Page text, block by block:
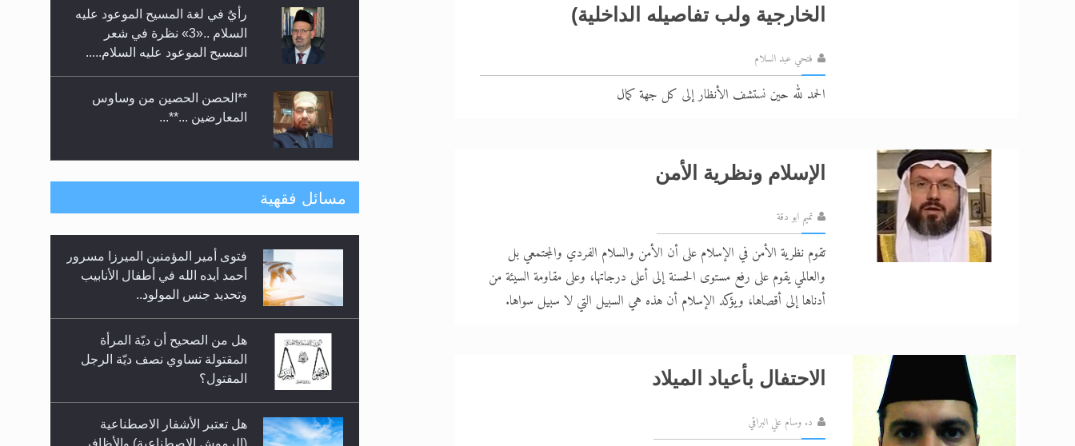
الخارجية ولب تفاصيله الداخلية)
فتحي عبد السلام
الحمد لله حين نستشف الأنظار إلى كل جهة كمال
الإسلام ونظرية الأمن
تميم ابو دقة
تقوم نظرية الأمن في الإسلام على أن الأمن والسلام الفردي والمجتمعي بل
والعالمي يقوم على رفع مستوى الحسنة إلى أعلى درجاتها، وعلى مقاومة السيئة من
أدناها إلى أقصاها، ويؤكد الإسلام أن هذه هي السبيل التي لا سبيل سواها.
الاحتفال بأعياد الميلاد
د. وسام علي البراقي
رأيٌ في لغة المسيح الموعود عليه
السلام ..«3» نظرة في شعر
المسيح الموعود عليه السلام.....
**الحصن الحصين من وساوس
المعارضين ...**...
متطلَّبات التّحريك الجديد...
رأيٌ في لغة المسيح الموعود عليه
السلام.. 4...
مسائل فقهية
فتوى أمير المؤمنين الميرزا مسرور
أحمد أيده الله في أطفال الأنابيب
وتحديد جنس المولود..
هل من الصحيح أن ديّة المرأة
المقتولة تساوي نصف ديّة الرجل
المقتول؟
هل تعتبر الأشفار الاصطناعية